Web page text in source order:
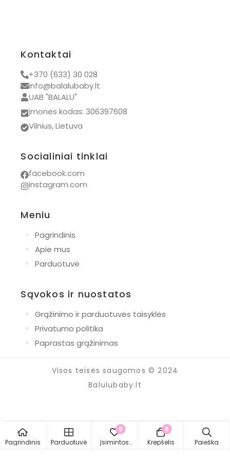
Kontaktai
+370 (633) 30 028
info@balalubaby.lt
UAB "BALALU"
Įmonės kodas: 306397608
Vilnius, Lietuva
Socialiniai tinklai
facebook.com
instagram.com
Meniu
◦
Pagrindinis
◦ Apie mus
◦ Parduotuvė
Sąvokos ir nuostatos
◦
Grąžinimo ir parduotuvės taisyklės
◦ Privatumo politika
◦ Paprastas grąžinimas
Visos teisės saugomos © 2024
Balulubaby.lt
Pagrindinis Parduotuvė
0
Įsimintos
0
Krepšelis Paieška